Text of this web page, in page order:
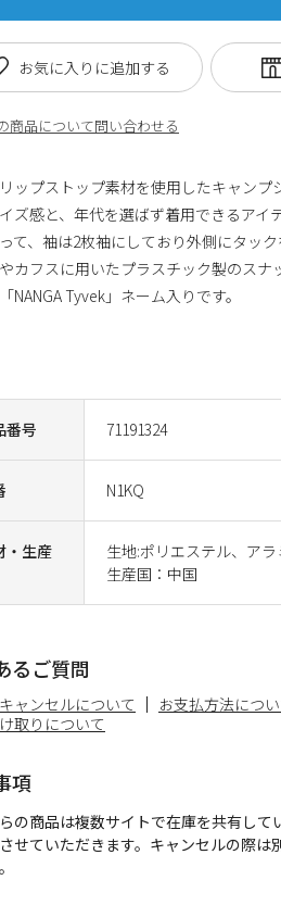
番号 71191324
N1KQ
・生産
生地:ポリエステル、ア
生産国：中国
商品について問い合わせる
お気に入りに追加する
ップストップ素材を使用したキャン
ズ感と、年代を選ばず着用できるア
て、袖は2枚袖にしており外側にタッ
カフスに用いたプラスチック製のスナ
NANGA Tyvek」ネーム入りです。
るご質問
ャンセルについて お支払方法につ
取りについて
項
の商品は複数サイトで在庫を共有して
せていただきます。キャンセルの際は